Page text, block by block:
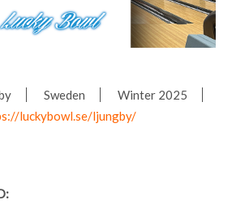
Sweden
Winter 2025
luckybowl.se/ljungby/